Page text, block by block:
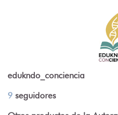
edukndo_conciencia
9 seguidores